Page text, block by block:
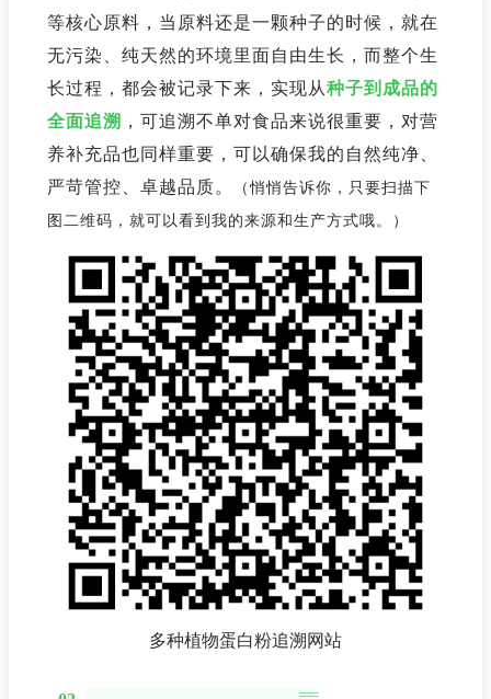
等核心原料，当原料还是一颗种子的时候，就在
无污染、纯天然的环境里面自由生长，而整个生
长过程，都会被记录下来，实现从种子到成品的
全面追溯 ，可追溯不单对食品来说很重要，对营
养补充品也同样重要，可以确保我的自然纯净、
严苛管控、卓越品质。
（悄悄告诉你，只要扫描下
图二维码，就可以看到我的来源和生产方式哦。）
多种植物蛋白粉追溯网站